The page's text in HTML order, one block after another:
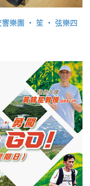
響樂團 ‧ 笙 ‧ 弦樂四